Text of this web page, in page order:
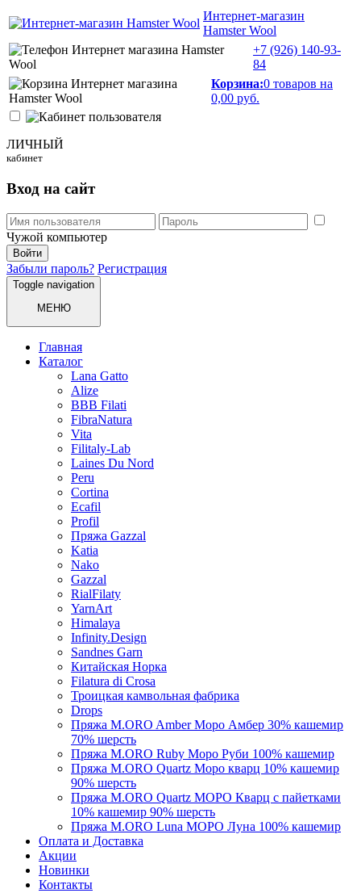
Интернет-магазин
Hamster Wool
+7 (926) 140-93-
84
Корзина:0 товаров на
0,00 руб.
ЛИЧНЫЙ
кабинет
Вход на сайт
Чужой компьютер
Забыли пароль? Регистрация
Toggle navigation
МЕНЮ
Главная
Каталог
Lana Gatto
Alize
BBB Filati
FibraNatura
Vita
Filitaly-Lab
Laines Du Nord
Peru
Cortina
Ecafil
Profil
Пряжа Gazzal
Katia
Nako
Gazzal
RialFilaty
YarnArt
Himalaya
Infinity.Design
Sandnes Garn
Китайская Норка
Filatura di Сrosa
Троицкая камвольная фабрика
Drops
Пряжа M.ORO Amber Моро Амбер 30% кашемир
70% шерсть
Пряжа M.ORO Ruby Моро Руби 100% кашемир
Пряжа M.ORO Quartz Моро кварц 10% кашемир
90% шерсть
Пряжа M.ORO Quartz МОРО Кварц с пайетками
10% кашемир 90% шерсть
Пряжа M.ORO Luna МОРО Луна 100% кашемир
Оплата и Доставка
Акции
Новинки
Контакты